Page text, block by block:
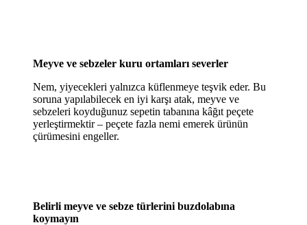
Meyve ve sebzeler kuru ortamları severler
Nem, yiyecekleri yalnızca küflenmeye teşvik eder. Bu
soruna yapılabilecek en iyi karşı atak, meyve ve
sebzeleri koyduğunuz sepetin tabanına kâğıt peçete
yerleştirmektir – peçete fazla nemi emerek ürünün
çürümesini engeller.
Belirli meyve ve sebze türlerini buzdolabına
koymayın